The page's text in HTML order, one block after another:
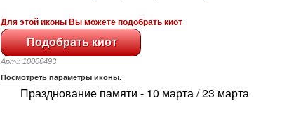
Для этой иконы Вы можете подобрать киот
Арт.: 10000493
Посмотреть параметры иконы.
Празднование памяти - 10 марта / 23 марта